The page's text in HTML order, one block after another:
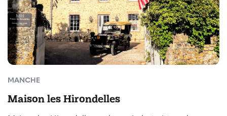
MANCHE
Maison les Hirondelles